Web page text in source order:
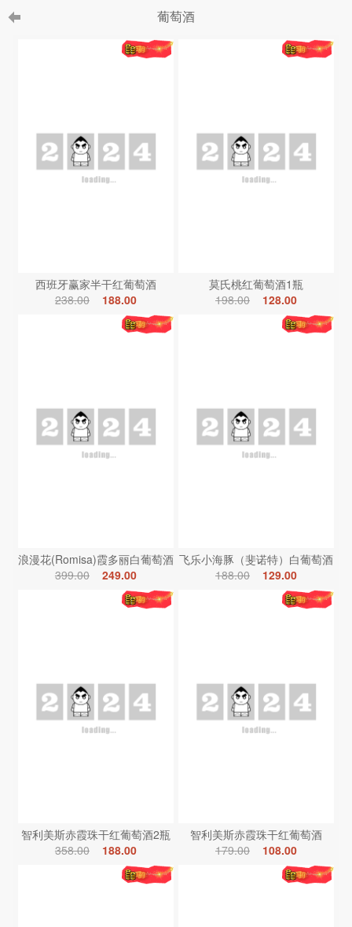
葡萄酒
西班牙赢家半干红葡萄酒
238.00
188.00
莫氏桃红葡萄酒1瓶
198.00
128.00
浪漫花(Romisa)霞多丽白葡萄酒
399.00
249.00
飞乐小海豚（斐诺特）白葡萄酒
188.00
129.00
智利美斯赤霞珠干红葡萄酒2瓶
358.00
188.00
智利美斯赤霞珠干红葡萄酒
179.00
108.00